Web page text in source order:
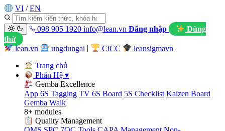
VI / EN
098 905 1920 info@lean.vn Đăng nhập
Dùng
thử
lean.vn
ungdungai CiCC leansigmavn
Trang chủ
Phân Hệ▾
Gemba Excellence
App 6S Tagging TV 6S Board 5S Checklist Kaizen Board
Gemba Walk
8+ modules
Quality Management